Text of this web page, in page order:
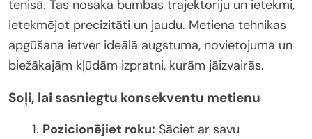
tenisā. Tas nosaka bumbas trajektoriju un ietekmi,
ietekmējot precizitāti un jaudu. Metiena tehnikas
apgūšana ietver ideālā augstuma, novietojuma un
biežākajām kļūdām izpratni, kurām jāizvairās.
Soļi, lai sasniegtu konsekventu metienu
Pozicionējiet roku: Sāciet ar savu